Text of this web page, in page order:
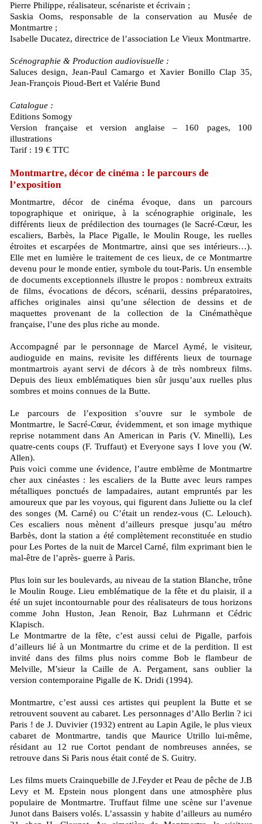
Pierre Philippe, réalisateur, scénariste et écrivain ;
Saskia Ooms, responsable de la conservation au Musée de
Montmartre ;
Isabelle Ducatez, directrice de l’association Le Vieux Montmartre.
Scénographie & Production audiovisuelle :
Saluces design, Jean-Paul Camargo et Xavier Bonillo Clap 35,
Jean-François Pioud-Bert et Valérie Bund
Catalogue :
Editions Somogy
Version française et version anglaise – 160 pages, 100
illustrations
Tarif : 19 € TTC
Montmartre, décor de cinéma : le parcours de
l’exposition
Montmartre, décor de cinéma évoque, dans un parcours
topographique et onirique, à la scénographie originale, les
différents lieux de prédilection des tournages (le Sacré-Cœur, les
escaliers, Barbès, la Place Pigalle, le Moulin Rouge, les ruelles
étroites et escarpées de Montmartre, ainsi que ses intérieurs…).
Elle met en lumière le traitement de ces lieux, de ce Montmartre
devenu pour le monde entier, symbole du tout-Paris. Un ensemble
de documents exceptionnels illustre le propos : nombreux extraits
de films, évocations de décors, scénarii, dessins préparatoires,
affiches originales ainsi qu’une sélection de dessins et de
maquettes provenant de la collection de la Cinémathèque
française, l’une des plus riche au monde.
Accompagné par le personnage de Marcel Aymé, le visiteur,
audioguide en mains, revisite les différents lieux de tournage
montmartrois ayant servi de décors à de très nombreux films.
Depuis des lieux emblématiques bien sûr jusqu’aux ruelles plus
sombres et moins connues de la Butte.
Le parcours de l’exposition s’ouvre sur le symbole de
Montmartre, le Sacré-Cœur, évidemment, et son image mythique
reprise notamment dans An American in Paris (V. Minelli), Les
quatre-cents coups (F. Truffaut) et Everyone says I love you (W.
Allen).
Puis voici comme une évidence, l’autre emblème de Montmartre
cher aux cinéastes : les escaliers de la Butte avec leurs rampes
métalliques ponctués de lampadaires, autant empruntés par les
amoureux que par les voyous, qui figurent dans Juliette ou la clef
des songes (M. Carné) ou C’était un rendez-vous (C. Lelouch).
Ces escaliers nous mènent d’ailleurs presque jusqu’au métro
Barbès, dont la station a été complètement reconstituée en studio
pour Les Portes de la nuit de Marcel Carné, film exprimant bien le
mal-être de l’après- guerre à Paris.
Plus loin sur les boulevards, au niveau de la station Blanche, trône
le Moulin Rouge. Lieu emblématique de la fête et du plaisir, il a
été un sujet incontournable pour des réalisateurs de tous horizons
comme John Huston, Jean Renoir, Baz Luhrmann et Cédric
Klapisch.
Le Montmartre de la fête, c’est aussi celui de Pigalle, parfois
d’ailleurs lié à un Montmartre du crime et de la perdition. Il est
invité dans des films plus noirs comme Bob le flambeur de
Melville, M’sieur la Caille de A. Pergament, sans oublier la
version contemporaine Pigalle de K. Dridi (1994).
Montmartre, c’est aussi ces artistes qui peuplent la Butte et se
retrouvent souvent au cabaret. Les personnages d’Allo Berlin ? ici
Paris ! de J. Duvivier (1932) entrent au Lapin Agile, le plus vieux
cabaret de Montmartre, tandis que Maurice Utrillo lui-même,
résidant au 12 rue Cortot pendant de nombreuses années, se
retrouve dans Si Paris nous était conté de S. Guitry.
Les films muets Crainquebille de J.Feyder et Peau de pêche de J.B
Levy et M. Epstein nous plongent dans une atmosphère plus
populaire de Montmartre. Truffaut filme une scène sur l’avenue
Junot dans Baisers volés. L’assassin y habite d’ailleurs au numéro